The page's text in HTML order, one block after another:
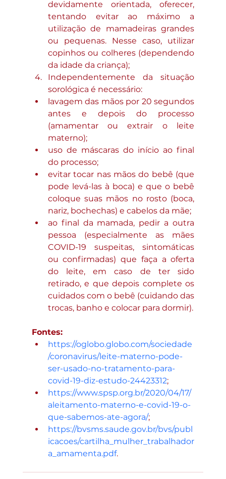
devidamente orientada, oferecer,
tentando evitar ao máximo a
utilização de mamadeiras grandes
ou pequenas. Nesse caso, utilizar
copinhos ou colheres (dependendo
da idade da criança);
Independentemente da situação
sorológica é necessário:
lavagem das mãos por 20 segundos
antes e depois do processo
(amamentar ou extrair o leite
materno);
uso de máscaras do início ao final
do processo;
evitar tocar nas mãos do bebê (que
pode levá-las à boca) e que o bebê
coloque suas mãos no rosto (boca,
nariz, bochechas) e cabelos da mãe;
ao final da mamada, pedir a outra
pessoa (especialmente as mães
COVID-19 suspeitas, sintomáticas
ou confirmadas) que faça a oferta
do leite, em caso de ter sido
retirado, e que depois complete os
cuidados com o bebê (cuidando das
trocas, banho e colocar para dormir).
Fontes:
https://oglobo.globo.com/sociedade
/coronavirus/leite-materno-pode-
ser-usado-no-tratamento-para-
covid-19-diz-estudo-24423312;
https://www.spsp.org.br/2020/04/17/
aleitamento-materno-e-covid-19-o-
que-sabemos-ate-agora/;
https://bvsms.saude.gov.br/bvs/publ
icacoes/cartilha_mulher_trabalhador
a_amamenta.pdf.